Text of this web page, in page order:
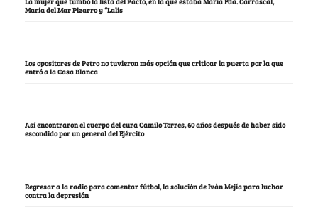
María del Mar Pizarro y “Lalis
Los opositores de Petro no tuvieron más opción que criticar la puerta por la que
entró a la Casa Blanca
Así encontraron el cuerpo del cura Camilo Torres, 60 años después de haber sido
escondido por un general del Ejército
Regresar a la radio para comentar fútbol, la solución de Iván Mejía para luchar
contra la depresión